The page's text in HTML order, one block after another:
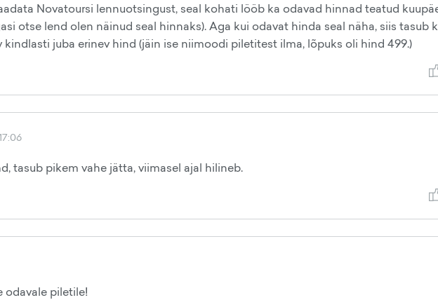
Novatoursi lennuotsingust, seal kohati lööb ka odavad hinnad teatud
otse lend olen näinud seal hinnaks). Aga kui odavat hinda seal näha, siis tasub
kindlasti juba erinev hind (jäin ise niimoodi piletitest ilma, lõpuks oli hind 499.)
tasub pikem vahe jätta, viimasel ajal hilineb.
odavale piletile!